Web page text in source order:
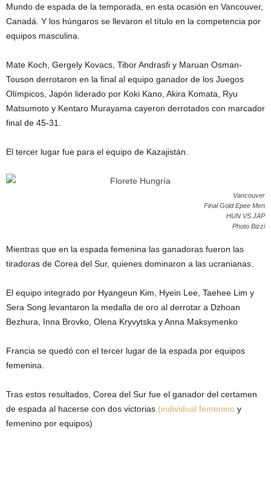
Mundo de espada de la temporada, en esta ocasión en Vancouver,
Canadá. Y los húngaros se llevaron el título en la competencia por
equipos masculina.
Mate Koch, Gergely Kovacs, Tibor Andrasfi y Maruan Osman-
Touson derrotaron en la final al equipo ganador de los Juegos
Olímpicos, Japón liderado por Koki Kano, Akira Komata, Ryu
Matsumoto y Kentaro Murayama cayeron derrotados con marcador
final de 45-31.
El tercer lugar fue para el equipo de Kazajistán.
Vancouver
Final Gold Epee Men
HUN VS JAP
Photo Bizzi
Mientras que en la espada femenina las ganadoras fueron las
tiradoras de Corea del Sur, quienes dominaron a las ucranianas.
El equipo integrado por Hyangeun Kim, Hyein Lee, Taehee Lim y
Sera Song levantaron la medalla de oro al derrotar a Dzhoan
Bezhura, Inna Brovko, Olena Kryvytska y Anna Maksymenko
Francia se quedó con el tercer lugar de la espada por equipos
femenina.
Tras estos resultados, Corea del Sur fue el ganador del certamen
de espada al hacerse con dos victorias (individual femenino y
femenino por equipos)